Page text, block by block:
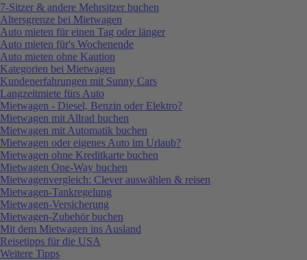
7-Sitzer & andere Mehrsitzer buchen
Altersgrenze bei Mietwagen
Auto mieten für einen Tag oder länger
Auto mieten für's Wochenende
Auto mieten ohne Kaution
Kategorien bei Mietwagen
Kundenerfahrungen mit Sunny Cars
Langzeitmiete fürs Auto
Mietwagen - Diesel, Benzin oder Elektro?
Mietwagen mit Allrad buchen
Mietwagen mit Automatik buchen
Mietwagen oder eigenes Auto im Urlaub?
Mietwagen ohne Kreditkarte buchen
Mietwagen One-Way buchen
Mietwagenvergleich: Clever auswählen & reisen
Mietwagen-Tankregelung
Mietwagen-Versicherung
Mietwagen-Zubehör buchen
Mit dem Mietwagen ins Ausland
Reisetipps für die USA
Weitere Tipps